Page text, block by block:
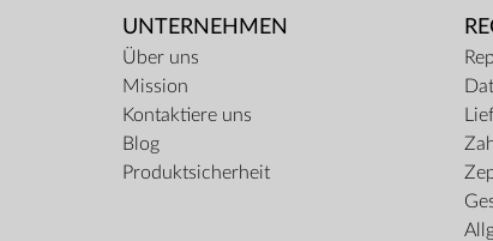
UNTERNEHMEN
Über uns
Mission
Kontaktiere uns
Blog
Produktsicherheit